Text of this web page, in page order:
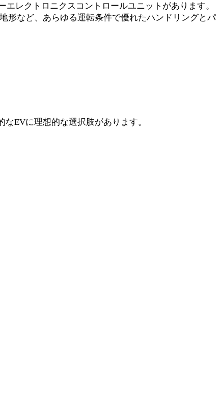
レクトロニクスコントロールユニットがあります。
形など、あらゆる運転条件で優れたハンドリングとパ
EVに理想的な選択肢があります。